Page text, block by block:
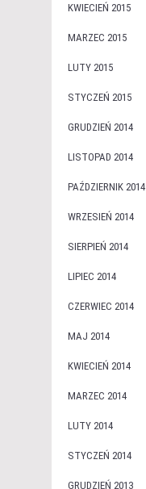
KWIECIEŃ 2015
MARZEC 2015
LUTY 2015
STYCZEŃ 2015
GRUDZIEŃ 2014
LISTOPAD 2014
PAŹDZIERNIK 2014
WRZESIEŃ 2014
SIERPIEŃ 2014
LIPIEC 2014
CZERWIEC 2014
MAJ 2014
KWIECIEŃ 2014
MARZEC 2014
LUTY 2014
STYCZEŃ 2014
GRUDZIEŃ 2013